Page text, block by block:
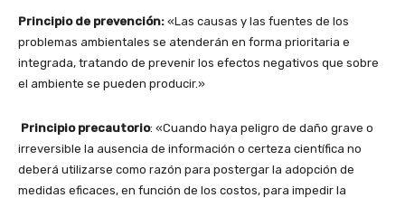
Principio de prevención: «Las causas y las fuentes de los
problemas ambientales se atenderán en forma prioritaria e
integrada, tratando de prevenir los efectos negativos que sobre
el ambiente se pueden producir.»
Principio precautorio: «Cuando haya peligro de daño grave o
irreversible la ausencia de información o certeza científica no
deberá utilizarse como razón para postergar la adopción de
medidas eficaces, en función de los costos, para impedir la